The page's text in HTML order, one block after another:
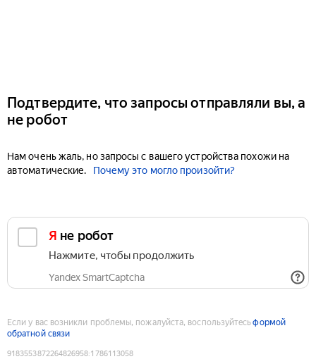
Подтвердите, что запросы отправляли вы, а
не робот
Нам очень жаль, но запросы с вашего устройства похожи на
автоматические.
Почему это могло произойти?
Я не робот
Нажмите, чтобы продолжить
Yandex SmartCaptcha
Если у вас возникли проблемы, пожалуйста, воспользуйтесьформой
обратной связи
9183553872264826958:1786113058